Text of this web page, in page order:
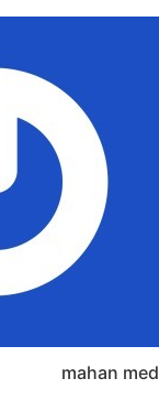
mahan med